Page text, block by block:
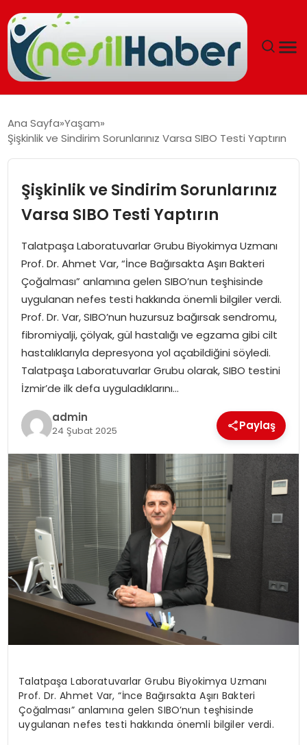
GÜNCEL
YAŞAM
EĞITIM
SOSYAL HABER
SPOR
EKONOMI
MAGAZIN
TEKNOLOJI
Ana Sayfa Yaşam
Şişkinlik ve Sindirim Sorunlarınız Varsa SIBO Testi Yaptırın
Şişkinlik ve Sindirim Sorunlarınız
Varsa SIBO Testi Yaptırın
Talatpaşa Laboratuvarlar Grubu Biyokimya Uzmanı
Prof. Dr. Ahmet Var, “İnce Bağırsakta Aşırı Bakteri
Çoğalması” anlamına gelen SIBO’nun teşhisinde
uygulanan nefes testi hakkında önemli bilgiler verdi.
Prof. Dr. Var, SIBO’nun huzursuz bağırsak sendromu,
fibromiyalji, çölyak, gül hastalığı ve egzama gibi cilt
hastalıklarıyla depresyona yol açabildiğini söyledi.
Talatpaşa Laboratuvarlar Grubu olarak, SIBO testini
İzmir’de ilk defa uyguladıklarını…
admin
24 Şubat 2025 Paylaş
Talatpaşa Laboratuvarlar Grubu Biyokimya Uzmanı
Prof. Dr. Ahmet Var, “İnce Bağırsakta Aşırı Bakteri
Çoğalması” anlamına gelen SIBO’nun teşhisinde
uygulanan nefes testi hakkında önemli bilgiler verdi.